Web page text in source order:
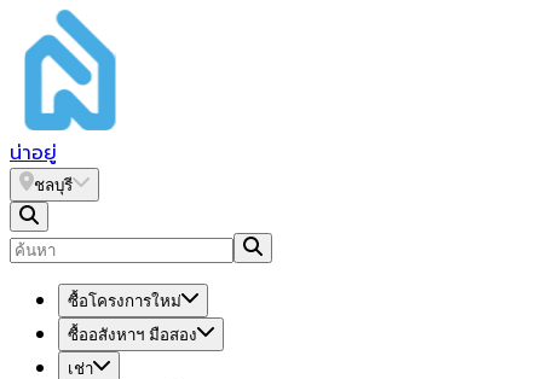
น่าอยู่
ชลบุรี
ซื้อโครงการใหม่
ซื้ออสังหาฯ มือสอง
เช่า